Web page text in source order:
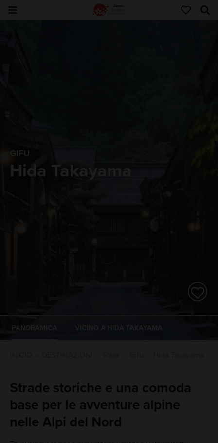
GIFU
Hida Takayama
PANORAMICA
Strade storiche e una comoda
base per le avventure alpine
nelle Alpi del Nord